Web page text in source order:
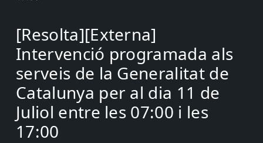
[Resolta][Externa]
Intervenció programada als
serveis de la Generalitat de
Catalunya per al dia 11 de
Juliol entre les 07:00 i les
17:00